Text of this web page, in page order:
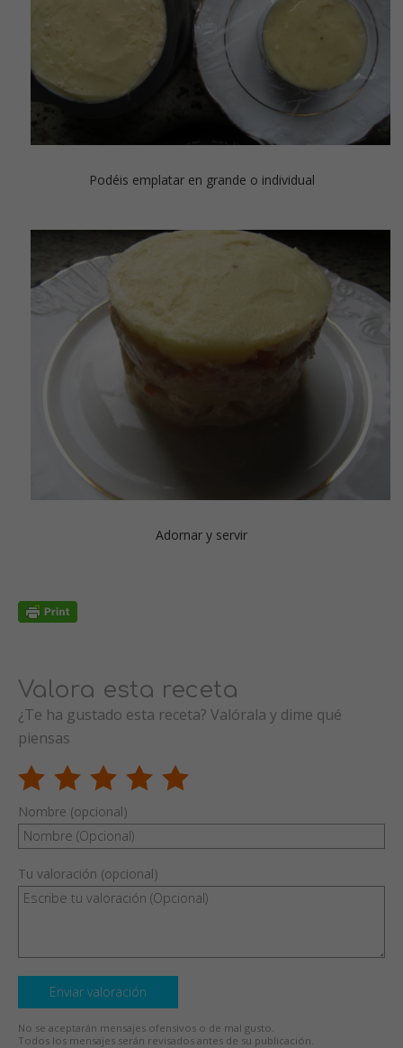
Podéis emplatar en grande o individual
Adornar y servir
Valora esta receta
¿Te ha gustado esta receta? Valórala y dime qué
piensas
Nombre (opcional)
Tu valoración (opcional)
Enviar valoración
No se aceptarán mensajes ofensivos o de mal gusto.
Todos los mensajes serán revisados antes de su publicación.